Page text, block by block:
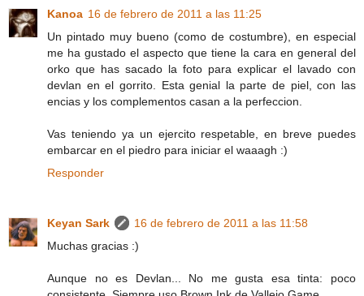
Kanoa 16 de febrero de 2011 a las 11:25
Un pintado muy bueno (como de costumbre), en especial
me ha gustado el aspecto que tiene la cara en general del
orko que has sacado la foto para explicar el lavado con
devlan en el gorrito. Esta genial la parte de piel, con las
encias y los complementos casan a la perfeccion.
Vas teniendo ya un ejercito respetable, en breve puedes
embarcar en el piedro para iniciar el waaagh :)
Responder
Keyan Sark
16 de febrero de 2011 a las 11:58
Muchas gracias :)
Aunque no es Devlan... No me gusta esa tinta: poco